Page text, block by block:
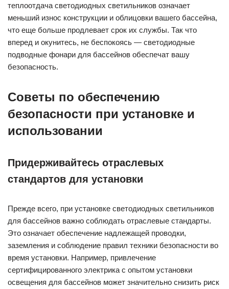
теплоотдача светодиодных светильников означает
меньший износ конструкции и облицовки вашего бассейна,
что еще больше продлевает срок их службы. Так что
вперед и окунитесь, не беспокоясь — светодиодные
подводные фонари для бассейнов обеспечат вашу
безопасность.
Советы по обеспечению
безопасности при установке и
использовании
Придерживайтесь отраслевых
стандартов для установки
Прежде всего, при установке светодиодных светильников
для бассейнов важно соблюдать отраслевые стандарты.
Это означает обеспечение надлежащей проводки,
заземления и соблюдение правил техники безопасности во
время установки. Например, привлечение
сертифицированного электрика с опытом установки
освещения для бассейнов может значительно снизить риск